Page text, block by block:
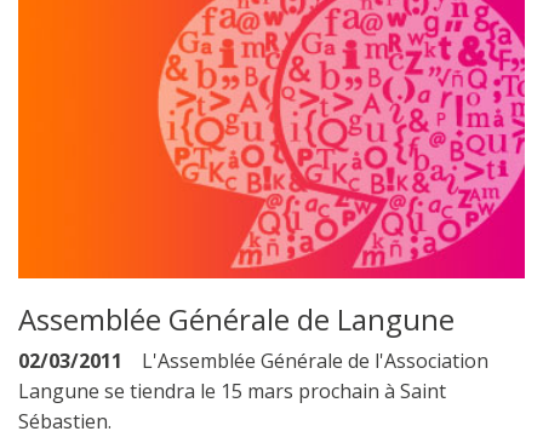
Assemblée Générale de Langune
02/03/2011
L'Assemblée Générale de l'Association
Langune se tiendra le 15 mars prochain à Saint
Sébastien.